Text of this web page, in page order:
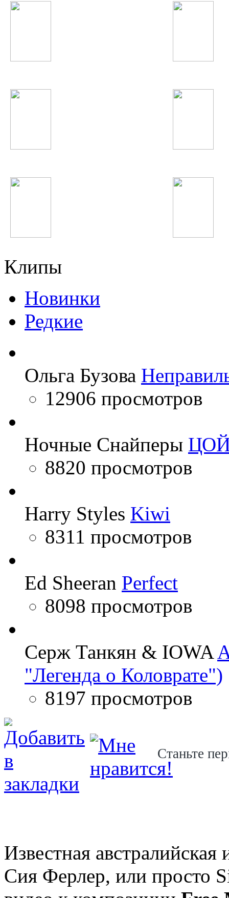
Клипы
Новинки
Редкие
Ольга Бузова
12906 просмотров
Ночные Снайперы
8820 просмотров
Harry Styles Kiwi
8311 просмотров
Ed Sheeran Perfect
8098 просмотров
Серж Танкян & IOWA
"Легенда о Коловрате")
8197 просмотров
Станьте
Известная
Сия Ферлер, или просто